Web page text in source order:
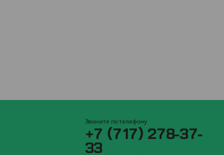
Звоните по телефону
+7 (717) 278-37-
33